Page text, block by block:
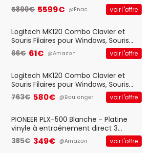
5899€ 5599€ @Fnac voir l'offre
Logitech MK120 Combo Clavier et
Souris Filaires pour Windows, Souris
Optique Filaire, Connexion USB Plug
And Play, Confortable, Taille
QWERTY UK - Noir
66€ 61€ @Amazon voir l'offre
Logitech MK120 Combo Clavier et
Souris Filaires pour Windows, Souris
Optique Filaire, Connexion USB Plug
And Play, Confortable, Taille
QWERTY UK - Noir
763€ 580€ @Boulanger voir l'offre
PIONEER PLX-500 Blanche - Platine
vinyle à entraénement direct 3
vitesses (33-45-78 trs/min) avec
pre-ampli intégré et port USB
385€ 349€ @Amazon voir l'offre